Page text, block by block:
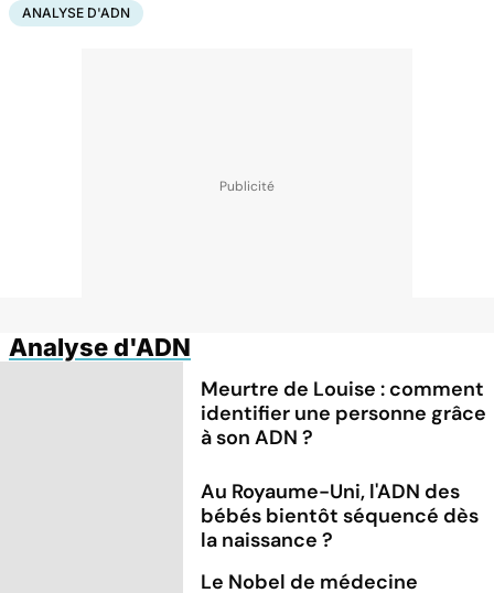
ANALYSE D'ADN
Analyse d'ADN
Meurtre de Louise : comment
identifier une personne grâce
à son ADN ?
Au Royaume-Uni, l'ADN des
bébés bientôt séquencé dès
la naissance ?
Le Nobel de médecine